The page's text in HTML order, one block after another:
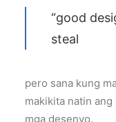
“good
steal
pero sana kung
makikita natin
mga desenyo.